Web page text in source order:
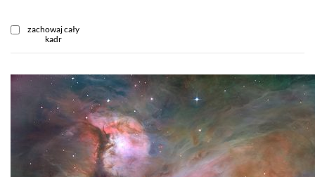
zachowaj cały
kadr